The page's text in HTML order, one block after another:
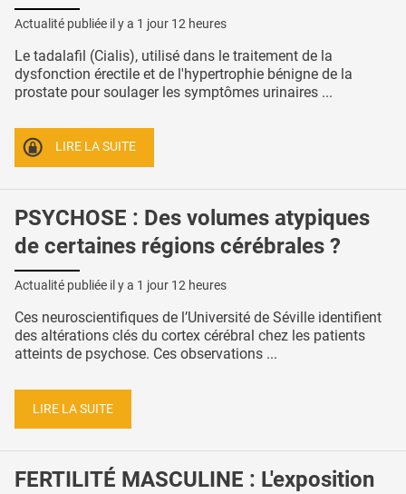
Actualité publiée il y a 1 jour 12 heures
Le tadalafil (Cialis), utilisé dans le traitement de la
dysfonction érectile et de l'hypertrophie bénigne de la
prostate pour soulager les symptômes urinaires ...
LIRE LA SUITE
PSYCHOSE : Des volumes atypiques
de certaines régions cérébrales ?
Actualité publiée il y a 1 jour 12 heures
Ces neuroscientifiques de l’Université de Séville identifient
des altérations clés du cortex cérébral chez les patients
atteints de psychose. Ces observations ...
LIRE LA SUITE
FERTILITÉ MASCULINE : L'exposition